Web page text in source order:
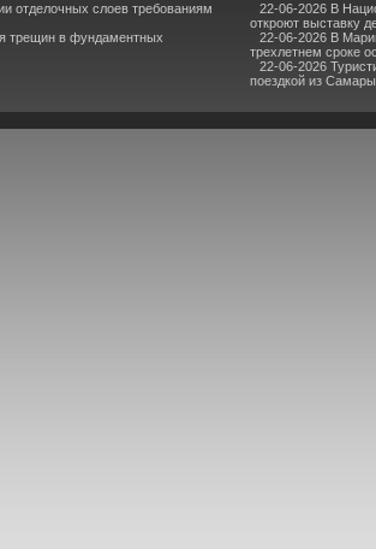
отделочных слоев требованиям
трещин в фундаментных
22-06-2026 В
откроют выставку
22-06-2026 В
трехлетнем сроке
22-06-2026
поездкой из